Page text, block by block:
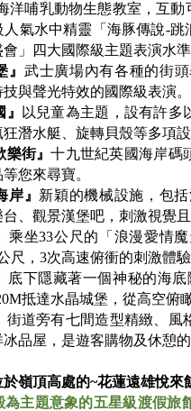
洋哺乳動物生態教室，互動
人氣水中精靈「海豚傳說-跳
」四大國際級主題表演水準
』 武士廣場內有各種的街
與聲光特效的國際級表演。
以兒童為主題，設有許多
潛水艇、旋轉貝殼等多項
樂街』十九世紀英國海岸碼
您來尋寶。
岸』 新穎的機械設施，包
、觀景漢堡吧，刺激視覺且
乘坐33公尺的「浪漫愛情
尺，3次高速俯衝的刺激體
底下隱藏著一個神秘的海
抵達水晶城堡，從高空
街道旁有七間造型精緻、風
品屋，是遊客購物及休憩的
嶺頂高處的~花蓮遠雄悅來
為主題意象的五星級渡假旅